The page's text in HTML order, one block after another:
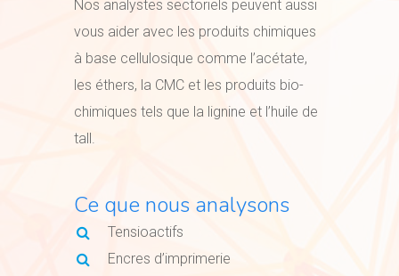
Nos analystes sectoriels peuvent aussi
vous aider avec les produits chimiques
à base cellulosique comme l’acétate,
les éthers, la CMC et les produits bio-
chimiques tels que la lignine et l’huile de
tall.
Ce que nous analysons
Tensioactifs
Encres d’imprimerie